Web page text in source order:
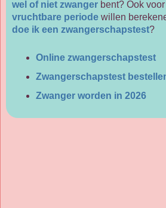
wel of niet zwangerbent? Ook
vruchtbare periodewillen
doe ik een zwangerschapstest?
Online zwangerschapstest
Zwangerschapstest
Zwanger worden in 2026